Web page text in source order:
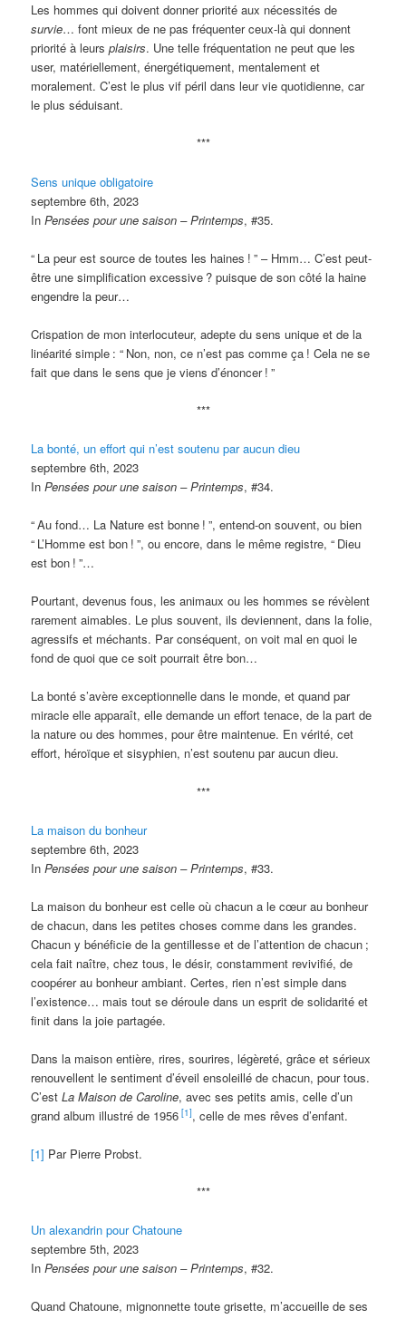
Les hommes qui doivent donner priorité aux nécessités de
survie… font mieux de ne pas fréquenter ceux-là qui donnent
priorité à leursplaisirs. Une telle fréquentation ne peut que les
user, matériellement, énergétiquement, mentalement et
moralement. C’est le plus vif péril dans leur vie quotidienne, car
le plus séduisant.
***
Sens unique obligatoire
septembre 6th, 2023
InPensées pour une saison – Printemps, #35.
“ La peur est source de toutes les haines ! ” – Hmm… C’est peut-
être une simplification excessive ? puisque de son côté la haine
engendre la peur…
Crispation de mon interlocuteur, adepte du sens unique et de la
linéarité simple : “ Non, non, ce n’est pas comme ça ! Cela ne se
fait que dans le sens que je viens d’énoncer ! ”
***
La bonté, un effort qui n’est soutenu par aucun dieu
septembre 6th, 2023
InPensées pour une saison – Printemps, #34.
“Au fond… La Nature est bonne ! ”, entend-on souvent, ou bien
“ L’Homme est bon ! ”, ou encore, dans le même registre, “ Dieu
est bon ! ”…
Pourtant, devenus fous, les animaux ou les hommes se révèlent
rarement aimables. Le plus souvent, ils deviennent, dans la folie,
agressifs et méchants. Par conséquent, on voit mal en quoi le
fond de quoi que ce soit pourrait être bon…
La bonté s’avère exceptionnelle dans le monde, et quand par
miracle elle apparaît, elle demande un effort tenace, de la part de
la nature ou des hommes, pour être maintenue. En vérité, cet
effort, héroïque et sisyphien, n’est soutenu par aucun dieu.
***
La maison du bonheur
septembre 6th, 2023
InPensées pour une saison – Printemps, #33.
La maison du bonheur est celle où chacun a le cœur au bonheur
de chacun, dans les petites choses comme dans les grandes.
Chacun y bénéficie de la gentillesse et de l’attention de chacun ;
cela fait naître, chez tous, le désir, constamment revivifié, de
coopérer au bonheur ambiant. Certes, rien n’est simple dans
l’existence… mais tout se déroule dans un esprit de solidarité et
finit dans la joie partagée.
Dans la maison entière, rires, sourires, légèreté, grâce et sérieux
renouvellent le sentiment d’éveil ensoleillé de chacun, pour tous.
C’estLa Maison de Caroline, avec ses petits amis, celle d’un
grand album illustré de 1956 [1], celle de mes rêves d’enfant.
[1] Par Pierre Probst.
***
Un alexandrin pour Chatoune
septembre 5th, 2023
InPensées pour une saison – Printemps, #32.
Quand Chatoune, mignonnette toute grisette, m’accueille de ses